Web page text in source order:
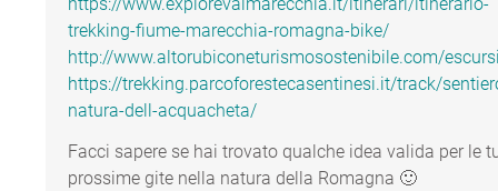
trekking-fiume-marecchia-romagna-bike/
http://www.altorubiconeturismosostenibile.com/
https://trekking.parcoforestecasentinesi.it/track/
natura-dell-acquacheta/
Facci sapere se hai trovato qualche idea valida per le
prossime gite nella natura della Romagna 🙂